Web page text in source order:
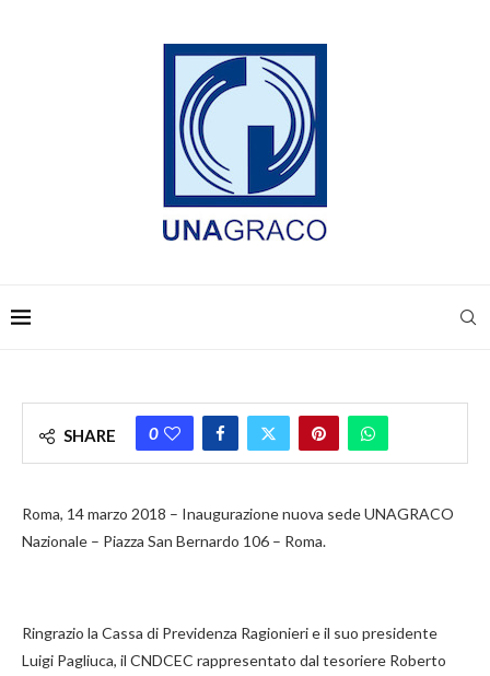
SHARE 0
Roma, 14 marzo 2018 – Inaugurazione nuova sede UNAGRACO
Nazionale – Piazza San Bernardo 106 – Roma.
Ringrazio la Cassa di Previdenza Ragionieri e il suo presidente
Luigi Pagliuca, il CNDCEC rappresentato dal tesoriere Roberto